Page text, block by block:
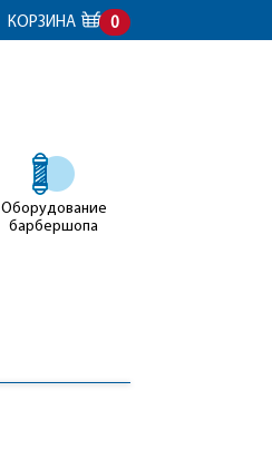
КОРЗИНА 0
Оборудование
барбершопа